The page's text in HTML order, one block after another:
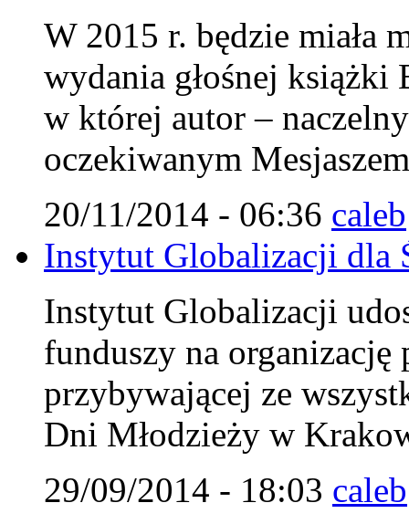
W 2015 r. będzie miała
wydania głośnej
w której autor –
oczekiwanym
20/11/2014 - 06:36 caleb
Instytut Globalizacji dla
Instytut Globalizacji
funduszy na organizację
przybywającej ze
Dni Młodzieży w
29/09/2014 - 18:03 caleb